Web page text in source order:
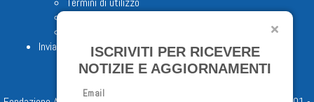
Invia proposta editorialeISCRIVITI PER RICEVERE
NOTIZIE E AGGIORNAMENTI
Email